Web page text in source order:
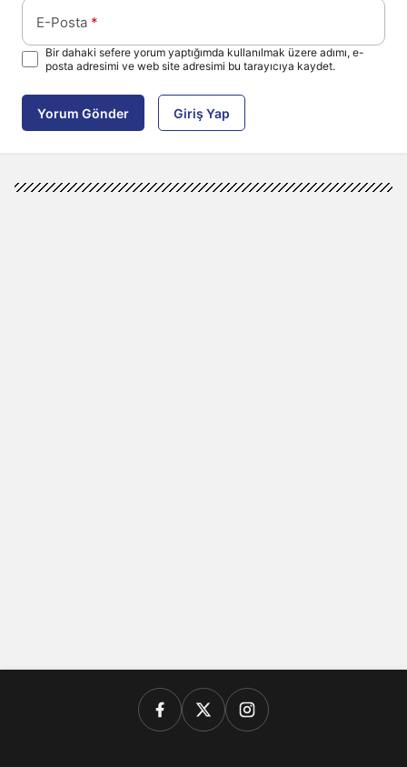
E-Posta *
Bir dahaki sefere yorum yaptığımda kullanılmak üzere adımı, e-
posta adresimi ve web site adresimi bu tarayıcıya kaydet.
Yorum Gönder Giriş Yap